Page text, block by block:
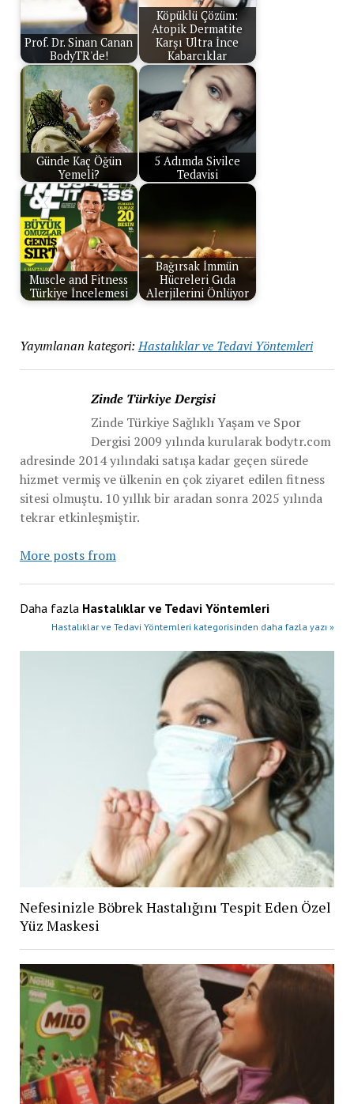
Prof. Dr. Sinan Canan
BodyTR'de!
Köpüklü Çözüm:
Atopik Dermatite
Karşı Ultra İnce
Kabarcıklar
Günde Kaç Öğün
Yemeli?
5 Adımda Sivilce
Tedavisi
Muscle and Fitness
Türkiye İncelemesi
Bağırsak İmmün
Hücreleri Gıda
Alerjilerini Önlüyor
Yayımlanan kategori: Hastalıklar ve Tedavi Yöntemleri
Zinde Türkiye Dergisi
Zinde Türkiye Sağlıklı Yaşam ve Spor
Dergisi 2009 yılında kurularak bodytr.com
adresinde 2014 yılındaki satışa kadar geçen sürede
hizmet vermiş ve ülkenin en çok ziyaret edilen fitness
sitesi olmuştu. 10 yıllık bir aradan sonra 2025 yılında
tekrar etkinleşmiştir.
More posts from
Daha fazla Hastalıklar ve Tedavi Yöntemleri
Hastalıklar ve Tedavi Yöntemleri kategorisinden daha fazla yazı »
Nefesinizle Böbrek Hastalığını Tespit Eden Özel
Yüz Maskesi